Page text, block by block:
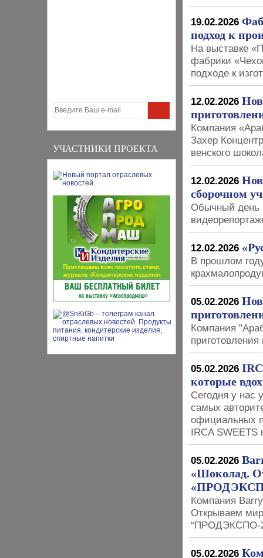
УЧАСТНИКИ ПРОЕКТА
19.02.2026
подход к
На выставке
фабрики
подходе к
12.02.2026
Компания
Захер
венского
12.02.2026
сборочном
Обычный день
12.02.2026
В прошлом
05.02.2026
Компания
05.02.2026
которые
Сегодня у нас
самых
официальных
IRCA
05.02.2026
«Шоколад.
Компания
Открываем мир
“ПРОДЭКСПО-
05.02.2026